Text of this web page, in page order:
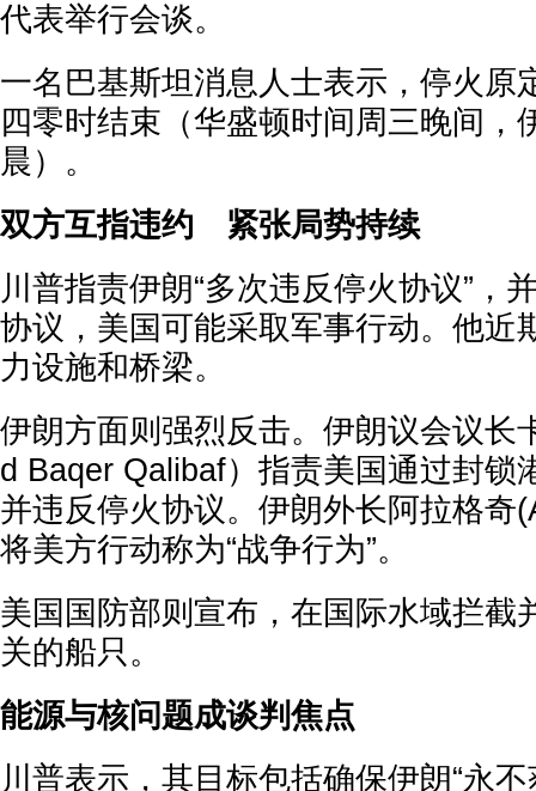
代表举行会谈。
一名巴基斯坦消息人士表示，停火原
四零时结束（华盛顿时间周三晚间，
晨）。
双方互指违约 紧张局势持续
川普指责伊朗“多次违反停火协议”，
协议，美国可能采取军事行动。他近
力设施和桥梁。
伊朗方面则强烈反击。伊朗议会议长
d Baqer Qalibaf）指责美国通过封锁
并违反停火协议。伊朗外长阿拉格奇
将美方行动称为“战争行为”。
美国国防部则宣布，在国际水域拦截
关的船只。
能源与核问题成谈判焦点
川普表示，其目标包括确保伊朗“永